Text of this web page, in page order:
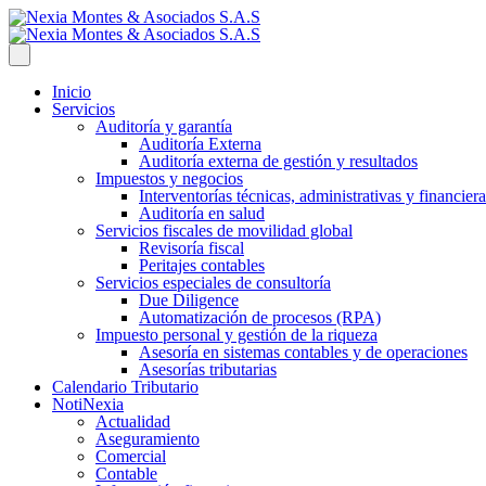
Inicio
Servicios
Auditoría y garantía
Auditoría Externa
Auditoría externa de gestión y resultados
Impuestos y negocios
Interventorías técnicas, administrativas y
Auditoría en salud
Servicios fiscales de movilidad global
Revisoría fiscal
Peritajes contables
Servicios especiales de consultoría
Due Diligence
Automatización de procesos (RPA)
Impuesto personal y gestión de la riqueza
Asesoría en sistemas contables y de operaciones
Asesorías tributarias
Calendario Tributario
NotiNexia
Actualidad
Aseguramiento
Comercial
Contable